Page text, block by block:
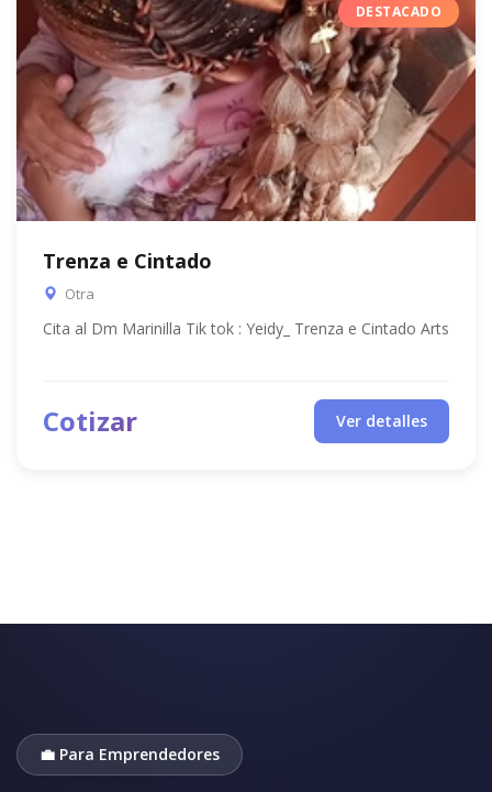
DESTACADO
Trenza e Cintado
Otra
Cita al Dm Marinilla Tik tok : Yeidy_ Trenza e Cintado Arts
Cotizar Ver detalles
💼 Para Emprendedores